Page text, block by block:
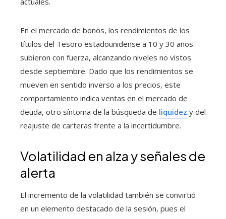
En el mercado de bonos, los rendimientos de los
títulos del Tesoro estadounidense a 10 y 30 años
subieron con fuerza, alcanzando niveles no vistos
desde septiembre. Dado que los rendimientos se
mueven en sentido inverso a los precios, este
comportamiento indica ventas en el mercado de
deuda, otro síntoma de la búsqueda de liquidez y del
reajuste de carteras frente a la incertidumbre.
Volatilidad en alza y señales de
alerta
El incremento de la volatilidad también se convirtió
en un elemento destacado de la sesión, pues el